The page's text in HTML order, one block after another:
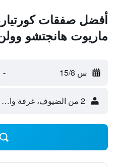
أفضل صفقات
ماريوت هانجتشو
س 15/8 -
2 من الضيوف، غرفة واحدة